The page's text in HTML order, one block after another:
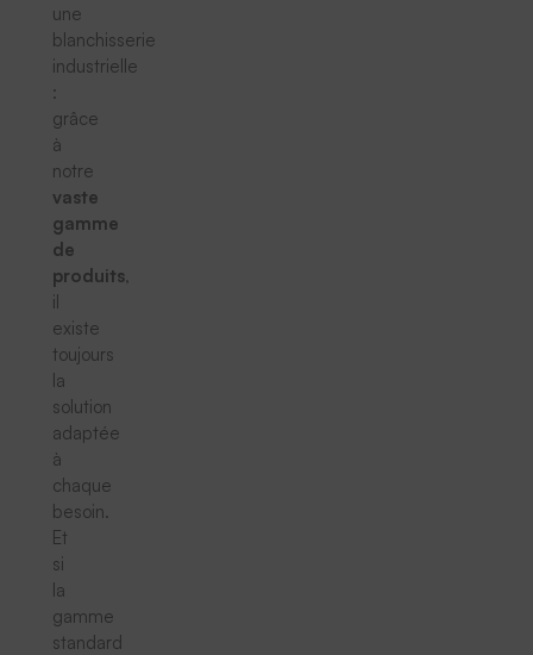
une
blanchisserie
industrielle
:
grâce
à
notre
vaste
gamme
de
produits,
il
existe
toujours
la
solution
adaptée
à
chaque
besoin.
Et
si
la
gamme
standard